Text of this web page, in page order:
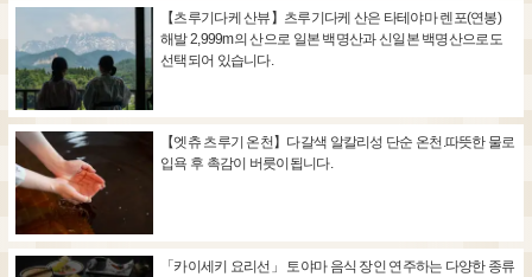
【츠루기다케 산뷰】츠루기다케 산은 타테야마 렌포(연봉)
해발 2,999m의 산으로 일본 백명산과 신일본 백명산으로도
선택되어 있습니다.
【엣츄 츠루기 온천】다갈색 알칼리성 단순 온천.따뜻한 물로
입욕 후 촉감이 버릇이됩니다.
「카이세키 요리선」 토야마 음식 장인 연주하는 다양한 종류